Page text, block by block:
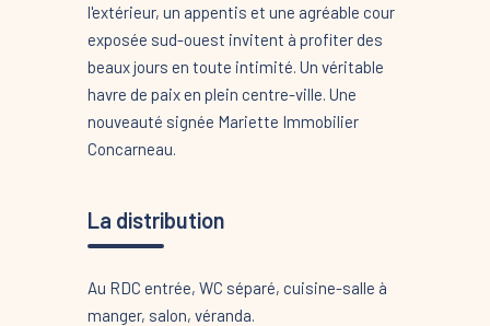
l'extérieur, un appentis et une agréable cour
exposée sud-ouest invitent à profiter des
beaux jours en toute intimité. Un véritable
havre de paix en plein centre-ville. Une
nouveauté signée Mariette Immobilier
Concarneau.
La distribution
Au RDC entrée, WC séparé, cuisine-salle à
manger, salon, véranda.